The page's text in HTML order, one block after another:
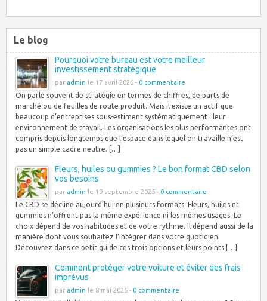
Le blog
Pourquoi votre bureau est votre meilleur
investissement stratégique
par admin le 17 avril 2026 - 0 commentaire
On parle souvent de stratégie en termes de chiffres, de parts de
marché ou de feuilles de route produit. Mais il existe un actif que
beaucoup d’entreprises sous-estiment systématiquement : leur
environnement de travail. Les organisations les plus performantes ont
compris depuis longtemps que l’espace dans lequel on travaille n’est
pas un simple cadre neutre. […]
Fleurs, huiles ou gummies ? Le bon format CBD selon
vos besoins
par admin le 19 septembre 2025 - 0 commentaire
Le CBD se décline aujourd’hui en plusieurs formats. Fleurs, huiles et
gummies n’offrent pas la même expérience ni les mêmes usages. Le
choix dépend de vos habitudes et de votre rythme. Il dépend aussi de la
manière dont vous souhaitez l’intégrer dans votre quotidien.
Découvrez dans ce petit guide ces trois options et leurs points […]
Comment protéger votre voiture et éviter des frais
imprévus
par admin le 8 mai 2025 - 0 commentaire